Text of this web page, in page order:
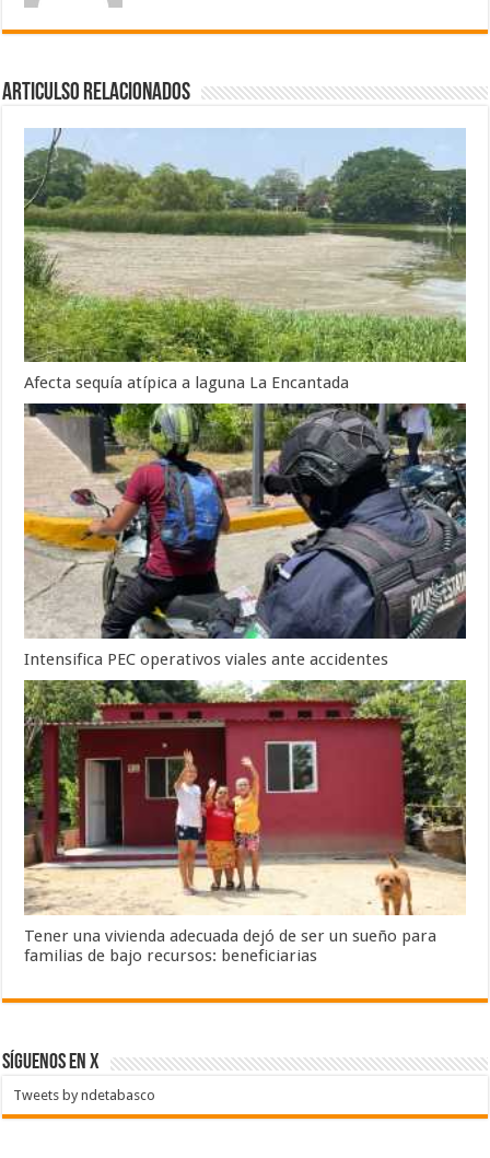
Articulso Relacionados
Afecta sequía atípica a laguna La Encantada
Intensifica PEC operativos viales ante accidentes
Tener una vivienda adecuada dejó de ser un sueño para
familias de bajo recursos: beneficiarias
SÍGUENOS EN X
Tweets by ndetabasco